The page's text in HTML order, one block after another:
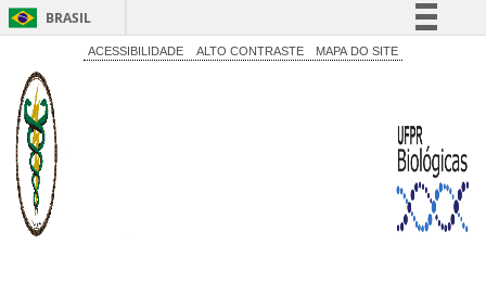
BRASIL
Simplifique!
Acesso à informação
ACESSIBILIDADE ALTO CONTRASTE MAPA DO SITE